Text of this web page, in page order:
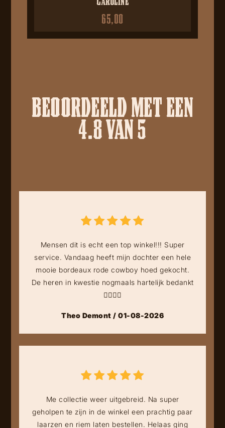
65,00
BEOORDEELD MET EEN
4.8 VAN 5
Mensen dit is echt een top winkel!!! Super
service. Vandaag heeft mijn dochter een hele
mooie bordeaux rode cowboy hoed gekocht.
De heren in kwestie nogmaals hartelijk bedankt
👍🏻👍🏻
Theo Demont / 01-08-2026
Me collectie weer uitgebreid. Na super
geholpen te zijn in de winkel een prachtig paar
laarzen en riem laten bestellen. Helaas ging